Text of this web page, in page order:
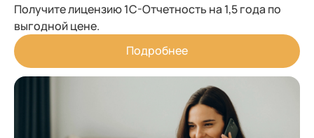
Получите лицензию 1С-Отчетность на 1,5 года по
выгодной цене.
Подробнее